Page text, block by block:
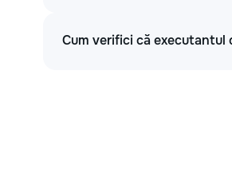
Cum verifici că